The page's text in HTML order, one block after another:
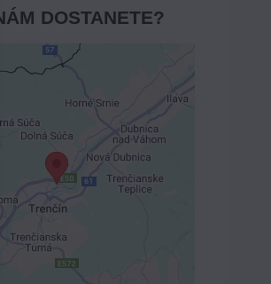
DOSTANETE?
je blokovaný
súkromia
externý obsah?
tentokrát
- súhlas s druhom
cookie: Funkčné